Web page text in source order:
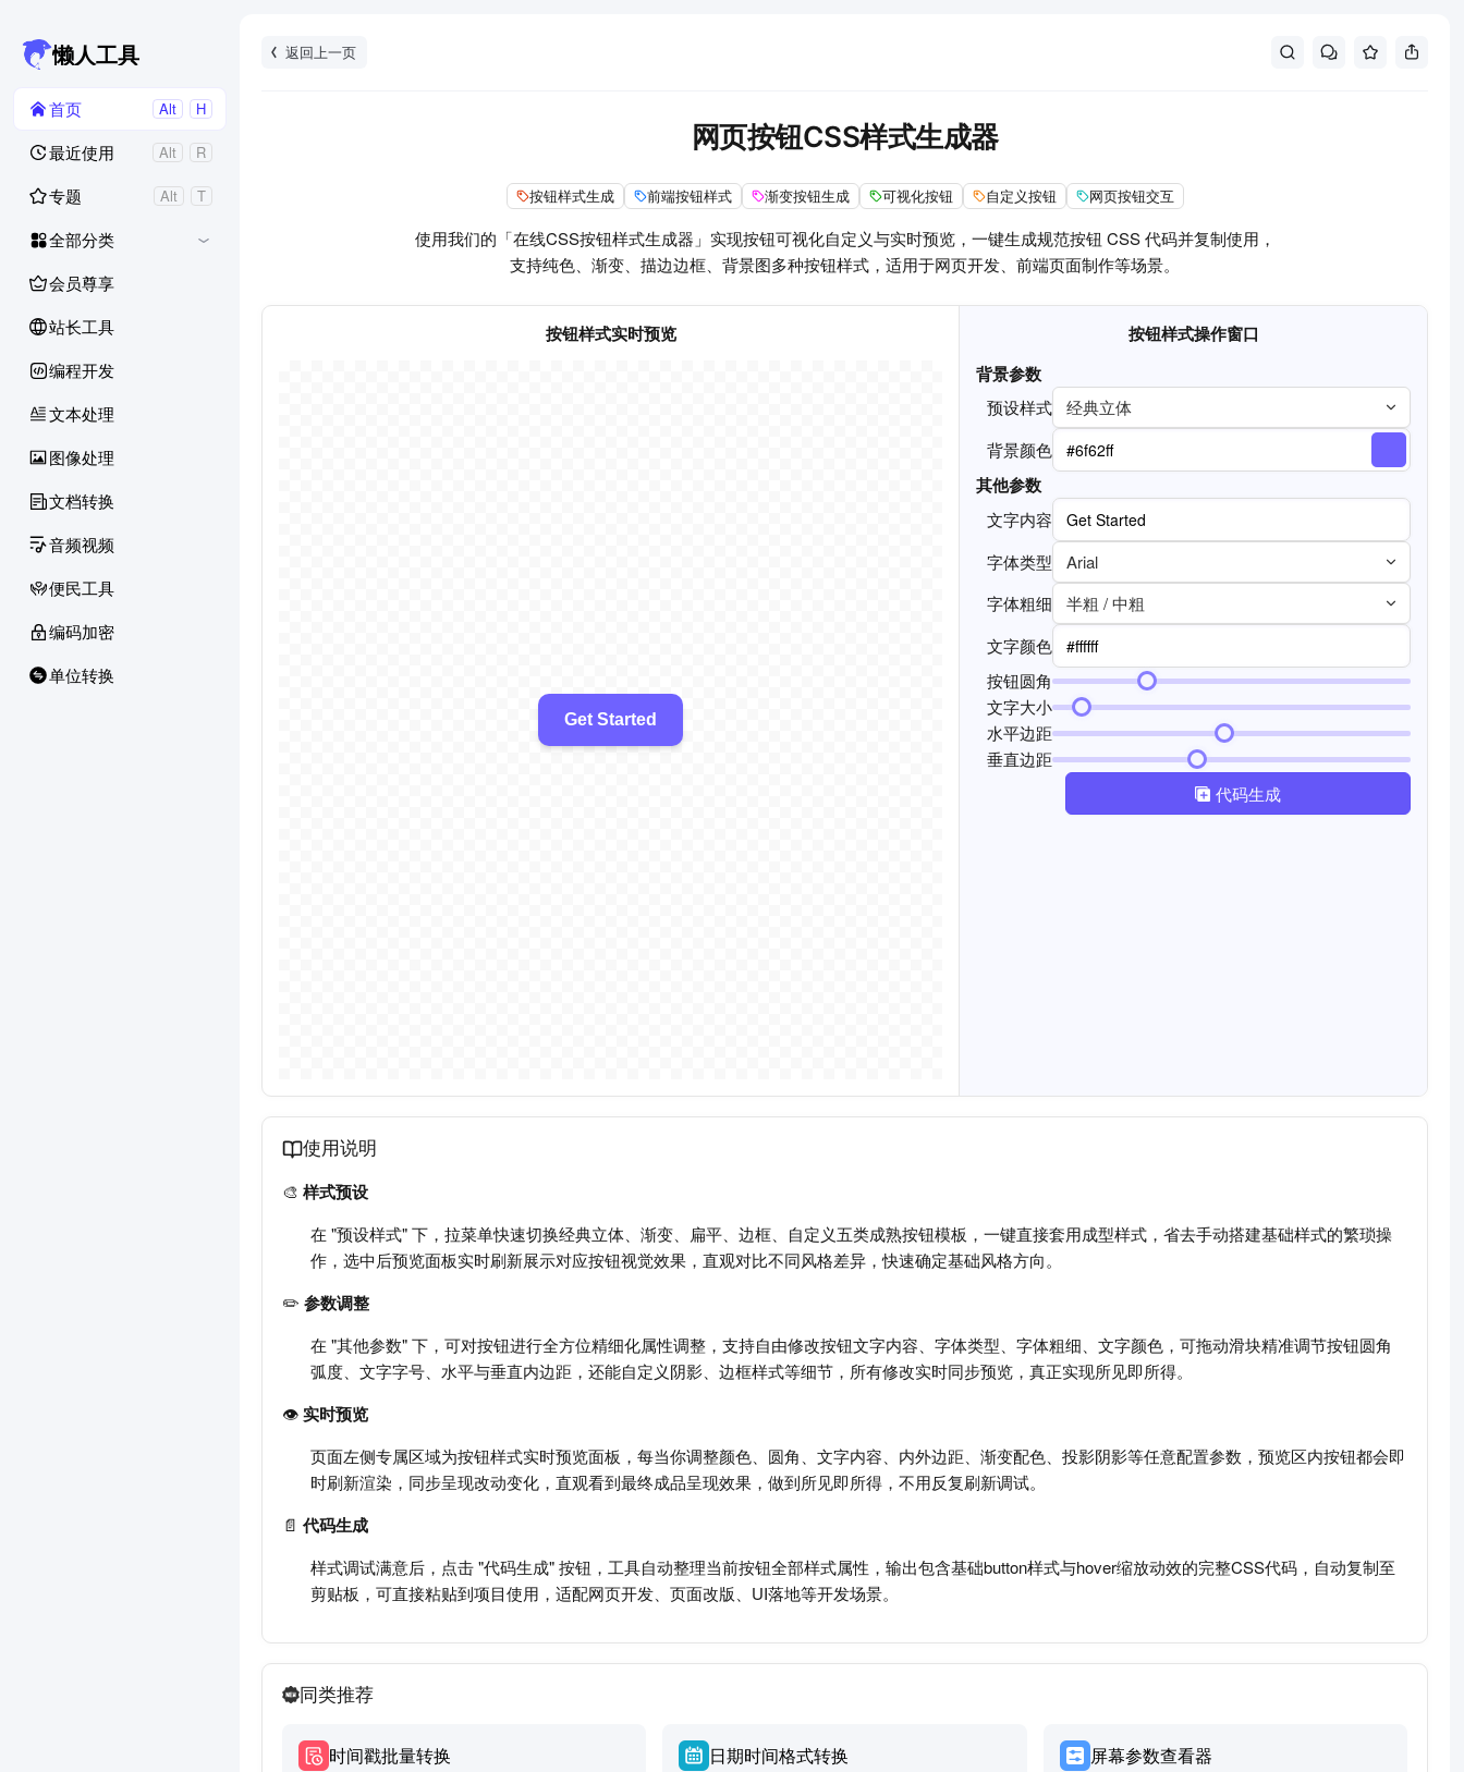
懒人工具
首页 Alt H
最近使用 Alt R
专题 Alt T
全部分类
会员尊享
站长工具
编程开发
文本处理
图像处理
文档转换
音频视频
便民工具
编码加密
单位转换
返回上一页
网页按钮CSS样式生成器
按钮样式生成 前端按钮样式 渐变按钮生成 可视化按钮 自定义按钮 网页按钮交互
使用我们的「在线CSS按钮样式生成器」实现按钮可视化自定义与实时预览，一键生成规范按钮 CSS 代码并复制使用，
支持纯色、渐变、描边边框、背景图多种按钮样式，适用于网页开发、前端页面制作等场景。
按钮样式实时预览
Get Started
按钮样式操作窗口
背景参数
预设样式
经典立体
背景颜色
其他参数
文字内容
字体类型
Arial
字体粗细
半粗 / 中粗
文字颜色
按钮圆角
文字大小
水平边距
垂直边距
代码生成
使用说明
🎨 样式预设
在 "预设样式" 下，拉菜单快速切换经典立体、渐变、扁平、边框、自定义五类成熟按钮模板，一键直接套用成型样式，省去手动搭建基础样式的繁琐操
作，选中后预览面板实时刷新展示对应按钮视觉效果，直观对比不同风格差异，快速确定基础风格方向。
✏️ 参数调整
在 "其他参数" 下，可对按钮进行全方位精细化属性调整，支持自由修改按钮文字内容、字体类型、字体粗细、文字颜色，可拖动滑块精准调节按钮圆角
弧度、文字字号、水平与垂直内边距，还能自定义阴影、边框样式等细节，所有修改实时同步预览，真正实现所见即所得。
👁️实时预览
页面左侧专属区域为按钮样式实时预览面板，每当你调整颜色、圆角、文字内容、内外边距、渐变配色、投影阴影等任意配置参数，预览区内按钮都会即
时刷新渲染，同步呈现改动变化，直观看到最终成品呈现效果，做到所见即所得，不用反复刷新调试。
📄 代码生成
样式调试满意后，点击 "代码生成" 按钮，工具自动整理当前按钮全部样式属性，输出包含基础button样式与hover缩放动效的完整CSS代码，自动复制至
剪贴板，可直接粘贴到项目使用，适配网页开发、页面改版、UI落地等开发场景。
同类推荐
时间戳批量转换 日期时间格式转换 屏幕参数查看器